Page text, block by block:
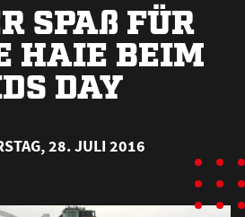
SPAß FÜR
HAIE BEIM
DAY
28. JULI 2016